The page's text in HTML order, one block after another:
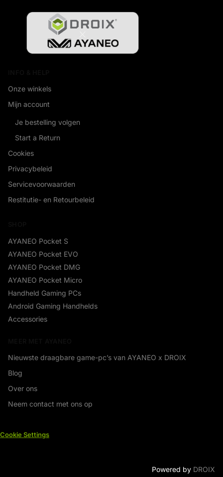
Onze winkels
Mijn account
Je bestelling volgen
Start a Return
Cookies
Privacybeleid
Servicevoorwaarden
Restitutie- en Retourbeleid
AYANEO Pocket S
AYANEO Pocket EVO
AYANEO Pocket DMG
AYANEO Pocket Micro
Handheld Gaming PCs
Android Gaming Handhelds
Accessories
Nieuwste draagbare game-pc’s van AYANEO x DROIX
Blog
Over ons
Neem contact met ons op
Cookie Settings
Powered by DROIX